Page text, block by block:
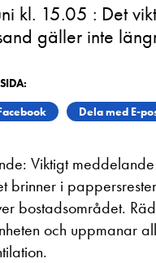
kl. 15.05 : Det
gäller inte
Dela med E-
Viktigt
brinner i
bostadsområdet.
och uppmanar